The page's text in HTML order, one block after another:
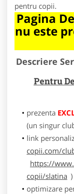
pentru copii.
Pagina
nu este
Descriere
Pentru
prezenta
(un singur
link
copii.com/
https://
copii/slatina )
optimizare